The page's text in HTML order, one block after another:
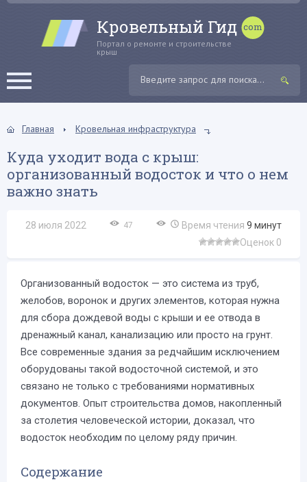
Кровельный Гид
Портал о ремонте и строительстве
крыш
Главная Кровельная инфраструктура
Куда уходит вода с крыш:
организованный водосток и что о нем
важно знать
28 июля 2022 47 Время чтения 9 минут
Оценок 0
Организованный водосток — это система из труб,
желобов, воронок и других элементов, которая нужна
для сбора дождевой воды с крыши и ее отвода в
дренажный канал, канализацию или просто на грунт.
Все современные здания за редчайшим исключением
оборудованы такой водосточной системой, и это
связано не только с требованиями нормативных
документов. Опыт строительства домов, накопленный
за столетия человеческой истории, доказал, что
водосток необходим по целому ряду причин.
Содержание